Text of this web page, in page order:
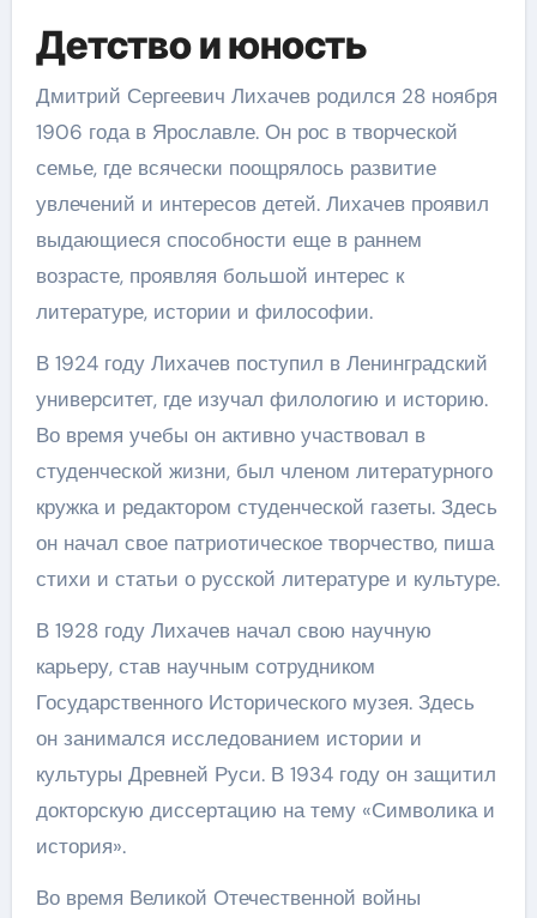
Детство и юность
Дмитрий Сергеевич Лихачев родился 28 ноября
1906 года в Ярославле. Он рос в творческой
семье, где всячески поощрялось развитие
увлечений и интересов детей. Лихачев проявил
выдающиеся способности еще в раннем
возрасте, проявляя большой интерес к
литературе, истории и философии.
В 1924 году Лихачев поступил в Ленинградский
университет, где изучал филологию и историю.
Во время учебы он активно участвовал в
студенческой жизни, был членом литературного
кружка и редактором студенческой газеты. Здесь
он начал свое патриотическое творчество, пиша
стихи и статьи о русской литературе и культуре.
В 1928 году Лихачев начал свою научную
карьеру, став научным сотрудником
Государственного Исторического музея. Здесь
он занимался исследованием истории и
культуры Древней Руси. В 1934 году он защитил
докторскую диссертацию на тему «Символика и
история».
Во время Великой Отечественной войны